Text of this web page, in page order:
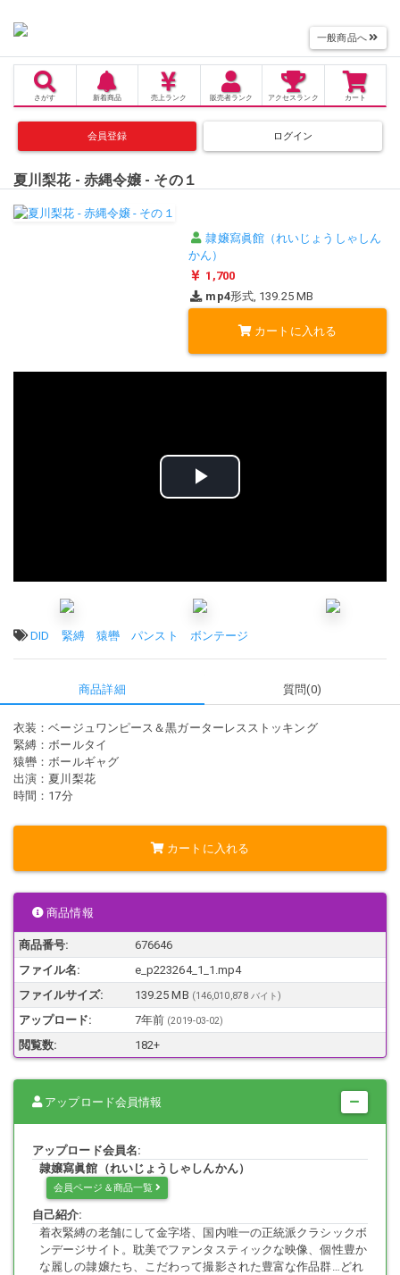
一般商品へ
さがす 新着商品 売上 ランク 販売者ランク アクセス ランク カート
会員登録 ログイン
夏川梨花 - 赤縄令嬢 - その１
隷嬢寫眞館（れいじょうしゃしん
かん）
1,700
mp4形式, 139.25 MB
カートに入れる
ビ
オ
を
再
生
す
タグ:
DID 緊縛 猿轡 パンスト ボンテージ
商品詳細 質問(0)
衣装：ベージュワンピース＆黒ガーターレスストッキング
緊縛：ボールタイ
猿轡：ボールギャグ
出演：夏川梨花
時間：17分
カートに入れる
商品情報
商品番号:
676646
ファイル名:
e_p223264_1_1.mp4
ファイルサイズ:
139.25 MB (146,010,878 バイト)
アップロード: 7年前 (2019-03-02)
閲覧数: 182+
アップロード会員情報
アップロード会員名:
隷嬢寫眞館（れいじょうしゃしんかん）
会員ページ＆商品一覧
自己紹介:
着衣緊縛の老舗にして金字塔、国内唯一の正統派クラシックボ
ンデージサイト。耽美でファンタスティックな映像、個性豊か
な麗しの隷嬢たち、こだわって撮影された豊富な作品群…どれ